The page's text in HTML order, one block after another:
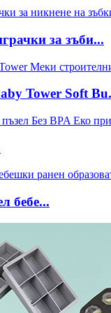
за зъби...
Tower Soft
бебе...